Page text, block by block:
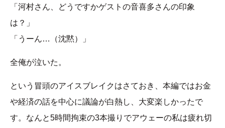
「河村さん、どうですかゲストの音喜多さんの印象
は？」
「うーん…（沈黙）」
全俺が泣いた。
という冒頭のアイスブレイクはさておき、本編ではお金
や経済の話を中心に議論が白熱し、大変楽しかったで
す。なんと5時間拘束の3本撮りでアウェーの私は疲れ切